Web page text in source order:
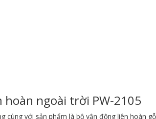
ngoài trời PW-2105
với sản phẩm là bộ vận động liên hoàn